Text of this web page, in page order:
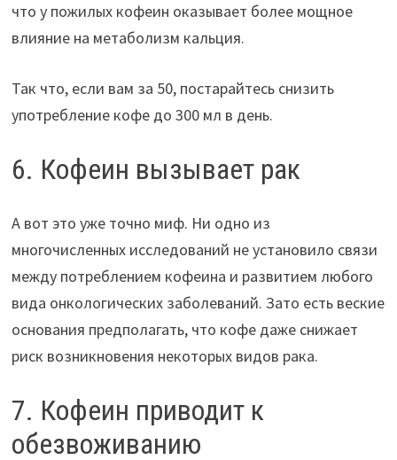
что у пожилых кофеин оказывает более мощное
влияние на метаболизм кальция.
Так что, если вам за 50, постарайтесь снизить
употребление кофе до 300 мл в день.
6. Кофеин вызывает рак
А вот это уже точно миф. Ни одно из
многочисленных исследований не установило связи
между потреблением кофеина и развитием любого
вида онкологических заболеваний. Зато есть веские
основания предполагать, что кофе даже снижает
риск возникновения некоторых видов рака.
7. Кофеин приводит к
обезвоживанию